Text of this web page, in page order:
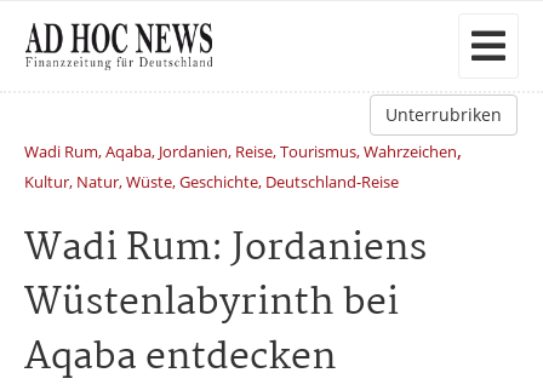
Unterrubriken
Wadi Rum, Aqaba, Jordanien, Reise, Tourismus, Wahrzeichen,
Kultur, Natur, Wüste, Geschichte, Deutschland-Reise
Wadi Rum: Jordaniens
Wüstenlabyrinth bei
Aqaba entdecken